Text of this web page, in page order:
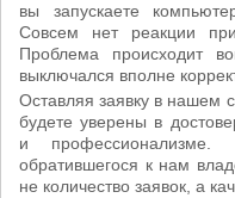
вы запускаете
Совсем нет реакции
Проблема происходит
выключался вполне
Оставляя заявку в нашем
будете уверены в
и
обратившегося к нам
не количество заявок, а